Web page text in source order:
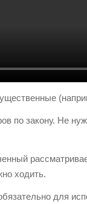
по закону. Не
ходить.
для